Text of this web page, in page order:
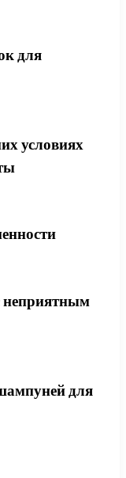
для
условиях
неприятным
для